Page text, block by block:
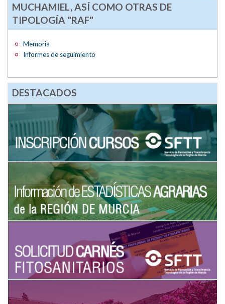
MUCHAMIEL, ASÍ COMO OTRAS DE
TIPOLOGÍA "RAF"
Memoria
Informes de seguimiento
DESTACADOS